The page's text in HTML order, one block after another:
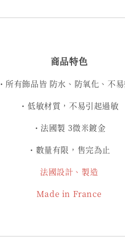
商品特色
・所有飾品皆 防水、防氧化、不
・低敏材質，不易引起過敏
・法國製 3微米鍍金
・數量有限，售完為止
法國設計、製造
Made in France